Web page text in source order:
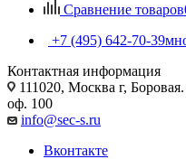
Сравнение товаров
+7 (495) 642-70-39
Контактная информация
111020, Москва г,
оф. 100
info@sec-s.ru
Вконтакте